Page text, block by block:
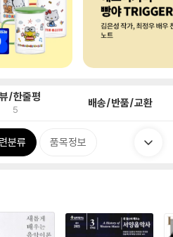
/한줄평
5 배송/반품/교환
분류 품목정보